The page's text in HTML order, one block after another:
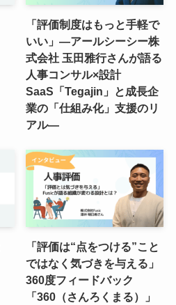
「評価制度はもっと手軽で
いい」―アールシーシー株
式会社 玉田雅行さんが語る
人事コンサル×設計
SaaS「Tegajin」と成長企
業の「仕組み化」支援のリ
アル―
「評価は“点をつける”こと
ではなく気づきを与える」
360度フィードバック
「360（さんろくまる）」